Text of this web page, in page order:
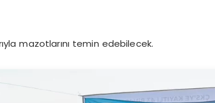
mazotlarını temin edebilecek.